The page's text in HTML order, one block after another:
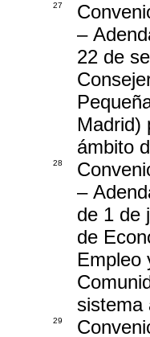
27
–
22 de
Madrid)
ámbito
28
–
de 1 de
de
Empleo
sistema
29